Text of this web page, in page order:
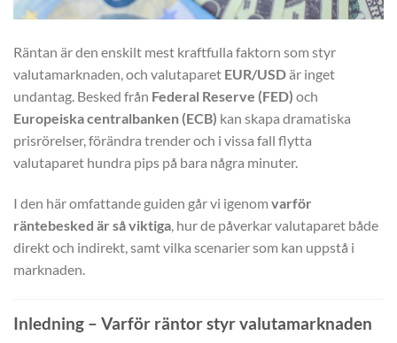
Räntan är den enskilt mest kraftfulla faktorn som styr
valutamarknaden, och valutaparet EUR/USDär inget
undantag. Besked från Federal Reserve (FED) och
Europeiska centralbanken (ECB) kan skapa dramatiska
prisrörelser, förändra trender och i vissa fall flytta
valutaparet hundra pips på bara några minuter.
I den här omfattande guiden går vi igenom varför
räntebesked är så viktiga, hur de påverkar valutaparet både
direkt och indirekt, samt vilka scenarier som kan uppstå i
marknaden.
Inledning – Varför räntor styr valutamarknaden